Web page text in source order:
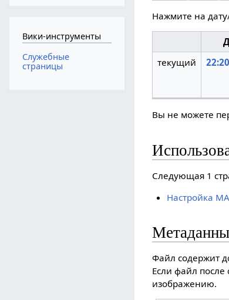
Нажмите на
текущий
Вы не можете
Следующая 1
Настройка
Файл содержит
Если файл после
изображению.
Вики-инструменты
Служебные
страницы